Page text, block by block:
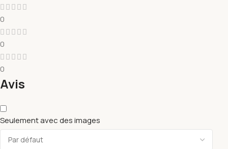
0
0
0
Avis
Seulement avec des images